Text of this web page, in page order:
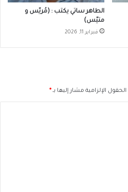
الطاهر ساتي يكتب : ‏‏(مُريّس و
متيّس)
فبراير 11, 2026
الحقول الإلزامية مشار إليها بـ *